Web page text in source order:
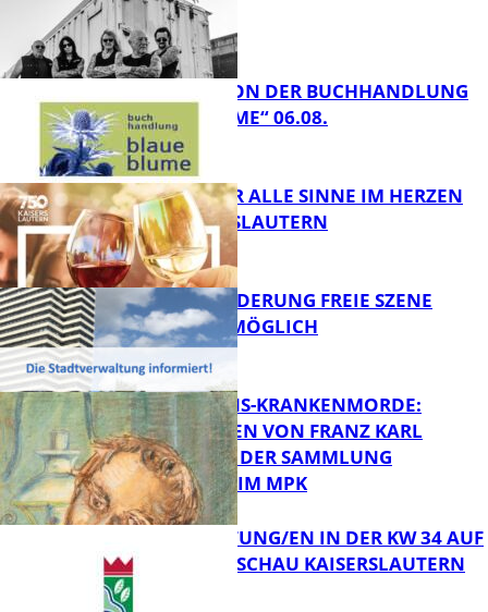
FB Kultur
FB Kultur
LESETIPPS VON DER BUCHHANDLUNG
„BLAUE BLUME“ 06.08.
FB Kultur
GENÜSSE FÜR ALLE SINNE IM HERZEN
VON KAISERSLAUTERN
FB Kultur
PROJEKTFÖRDERUNG FREIE SZENE
WEITERHIN MÖGLICH
OPFER DER NS-KRANKENMORDE:
ZEICHNUNGEN VON FRANZ KARL
BÜHLER AUS DER SAMMLUNG
PRINZHORN IM MPK
VERANSTALTUNG/EN IN DER KW 34 AUF
DER GARTENSCHAU KAISERSLAUTERN